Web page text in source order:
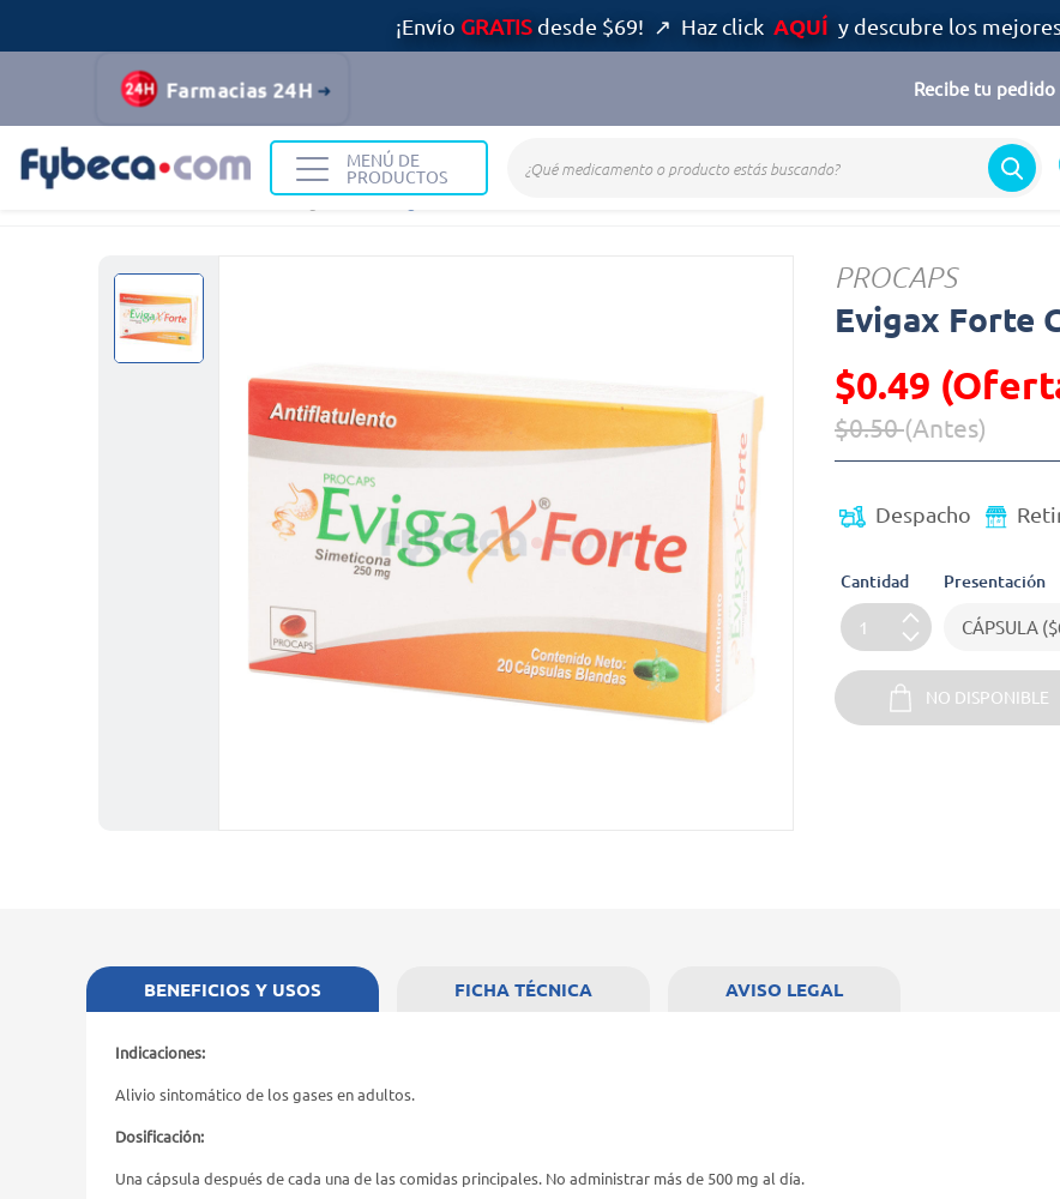
¡Envío GRATISdesde $69! ↗ Haz click AQUÍ y descubre los
Farmacias 24H Recibe tu pedido
MENÚ DE
PRODUCTOS
Medicinas Digestivo Evigax
PROCAPS
Evigax Forte
$0.49
Precio reducido de
$0.50(Antes)
Despacho
Cantidad Presentación
NO DISPONIBLE
BENEFICIOS Y USOS
Indicaciones:
Alivio sintomático de los gases en adultos.
Dosificación:
Una cápsula después de cada una de las comidas principales. No administrar más de 500 mg al día.
FICHA TÉCNICA AVISO LEGAL